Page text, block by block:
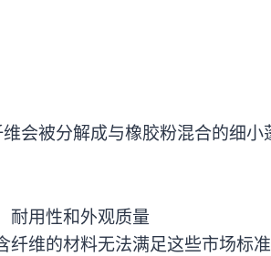
会被分解成与橡胶粉混合的细小
耐用性和外观质量
纤维的材料无法满足这些市场标准